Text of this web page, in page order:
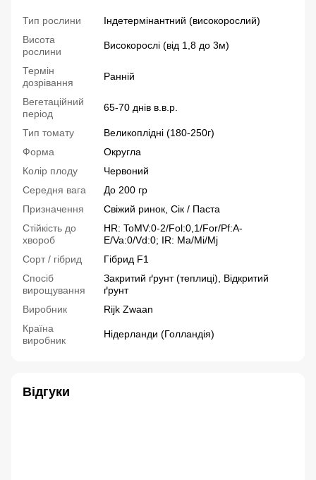
Тип рослини
Індетермінантний (високорослий)
Висота
рослини
Високорослі (від 1,8 до 3м)
Термін
дозрівання
Ранній
Вегетаційний
період
65-70 днів в.в.р.
Тип томату
Великоплідні (180-250г)
Форма
Округла
Колір плоду
Червоний
Середня вага
До 200 гр
Призначення
Свіжий ринок, Сік / Паста
Стійкість до
хвороб
HR: ToMV:0-2/Fol:0,1/For/Pf:A-
E/Va:0/Vd:0; IR: Ma/Mi/Mj
Сорт / гібрид
Гібрид F1
Спосіб
вирощування
Закритий ґрунт (теплиці), Відкритий
ґрунт
Виробник
Rijk Zwaan
Країна
виробник
Нідерланди (Голландія)
Відгуки